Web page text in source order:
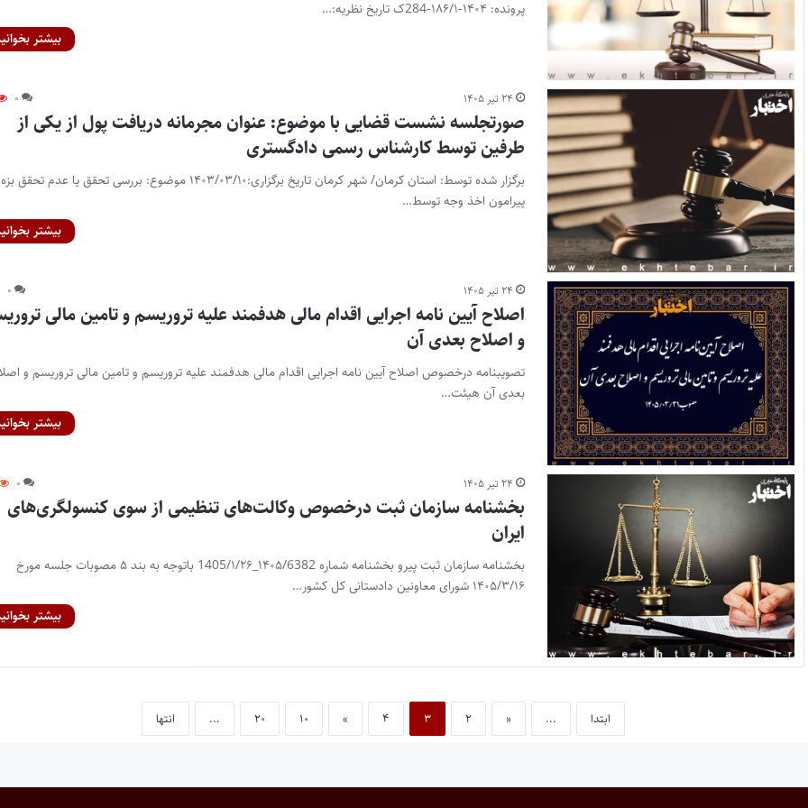
پرونده: ۱۴۰۴-۱۸۶/۱-284ک تاریخ نظریه:…
بیشتر
۲۴ تیر ۱۴۰۵ ۰
صورتجلسه نشست قضایی با موضوع: عنوان مجرمانه دریافت پول از یکی از
طرفین توسط کارشناس رسمی دادگستری
برگزار شده توسط: استان کرمان/ شهر کرمان تاریخ برگزاری:۱۴۰۳/۰۳/۱۰ موضوع: بررسی تحقق یا عدم تحقق بزه
پیرامون اخذ وجه توسط…
بیشتر
۲۴ تیر ۱۴۰۵ ۰
اصلاح آیین نامه اجرایی اقدام مالی هدفمند علیه تروریسم و تامین مالی
و اصلاح بعدی آن
تصویبنامه درخصوص اصلاح آیین نامه اجرایی اقدام مالی هدفمند علیه تروریسم و تامین مالی تروریسم و
بعدی آن هیئت…
بیشتر
۲۴ تیر ۱۴۰۵ ۰
بخشنامه سازمان ثبت درخصوص وکالت‌های تنظیمی از سوی کنسولگری‌های
ایران
بخشنامه سازمان ثبت پیرو بخشنامه شماره ۱۴۰۵/6382_1405/۱/۲۶ باتوجه به بند ۵ مصوبات جلسه مورخ
۱۴۰۵/۳/۱۶ شورای معاونین دادستانی کل کشور…
بیشتر
ابتدا ...
« ۲ ۳ ۴ » ۱۰ ۲۰ ... انتها